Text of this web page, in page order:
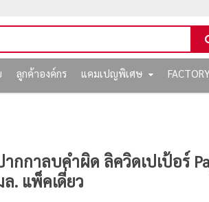
ลูกค้าองค์กร แคมเปญพิเศษ
ากกาลบคำผิด ลิควิดเปเป้อร์
ล. แพ็คเดี่ยว